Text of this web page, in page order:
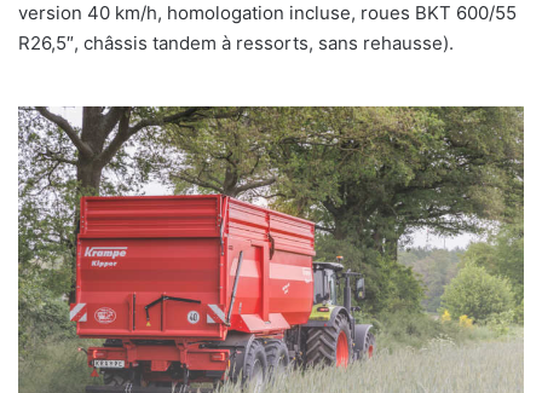
version 40 km/h, homologation incluse, roues BKT 600/55
R26,5″, châssis tandem à ressorts, sans rehausse).